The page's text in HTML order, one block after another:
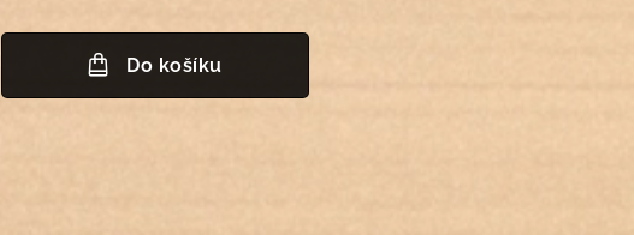
Do košíku